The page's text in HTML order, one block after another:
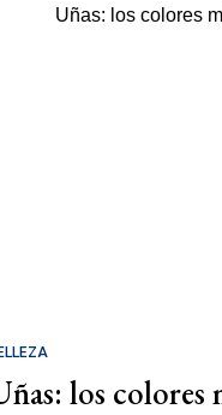
los colores